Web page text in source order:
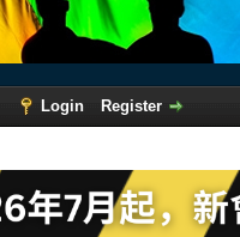
Login
Register